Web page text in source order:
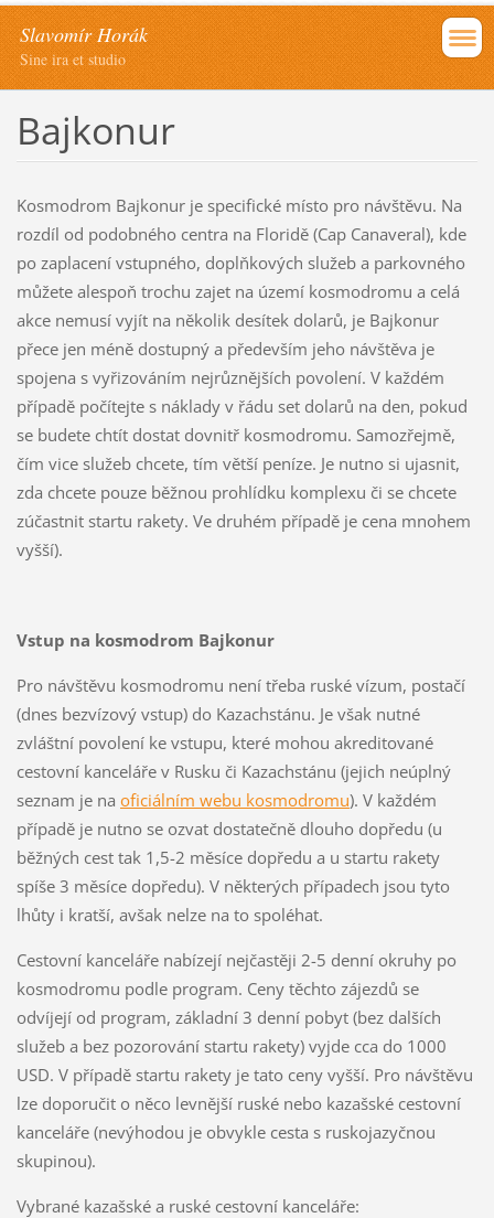
Slavomír Horák
Sine ira et studio
Bajkonur
Kosmodrom Bajkonur je specifické místo pro návštěvu. Na
rozdíl od podobného centra na Floridě (Cap Canaveral), kde
po zaplacení vstupného, doplňkových služeb a parkovného
můžete alespoň trochu zajet na území kosmodromu a celá
akce nemusí vyjít na několik desítek dolarů, je Bajkonur
přece jen méně dostupný a především jeho návštěva je
spojena s vyřizováním nejrůznějších povolení. V každém
případě počítejte s náklady v řádu set dolarů na den, pokud
se budete chtít dostat dovnitř kosmodromu. Samozřejmě,
čím vice služeb chcete, tím větší peníze. Je nutno si ujasnit,
zda chcete pouze běžnou prohlídku komplexu či se chcete
zúčastnit startu rakety. Ve druhém případě je cena mnohem
vyšší).
Vstup na kosmodrom Bajkonur
Pro návštěvu kosmodromu není třeba ruské vízum, postačí
(dnes bezvízový vstup) do Kazachstánu. Je však nutné
zvláštní povolení ke vstupu, které mohou akreditované
cestovní kanceláře v Rusku či Kazachstánu (jejich neúplný
seznam je na oficiálním webu kosmodromu). V každém
případě je nutno se ozvat dostatečně dlouho dopředu (u
běžných cest tak 1,5-2 měsíce dopředu a u startu rakety
spíše 3 měsíce dopředu). V některých případech jsou tyto
lhůty i kratší, avšak nelze na to spoléhat.
Cestovní kanceláře nabízejí nejčastěji 2-5 denní okruhy po
kosmodromu podle program. Ceny těchto zájezdů se
odvíjejí od program, základní 3 denní pobyt (bez dalších
služeb a bez pozorování startu rakety) vyjde cca do 1000
USD. V případě startu rakety je tato ceny vyšší. Pro návštěvu
lze doporučit o něco levnější ruské nebo kazašské cestovní
kanceláře (nevýhodou je obvykle cesta s ruskojazyčnou
skupinou).
Vybrané kazašské a ruské cestovní kanceláře: